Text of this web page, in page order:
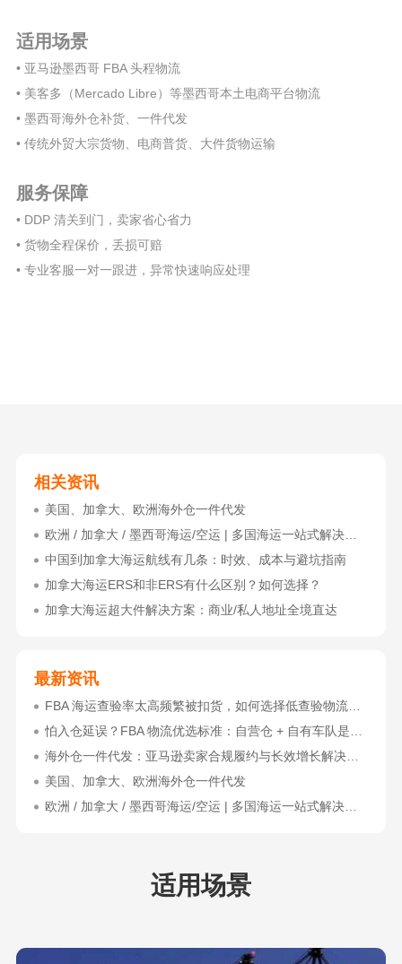
适用场景
• 亚马逊墨西哥 FBA 头程物流
• 美客多（Mercado Libre）等墨西哥本土电商平台物流
• 墨西哥海外仓补货、一件代发
• 传统外贸大宗货物、电商普货、大件货物运输
服务保障
• DDP 清关到门，卖家省心省力
• 货物全程保价，丢损可赔
• 专业客服一对一跟进，异常快速响应处理
相关资讯
美国、加拿大、欧洲海外仓一件代发
欧洲 / 加拿大 / 墨西哥海运/空运 | 多国海运一站式解决方案
中国到加拿大海运航线有几条：时效、成本与避坑指南
加拿大海运ERS和非ERS有什么区别？如何选择？
加拿大海运超大件解决方案：商业/私人地址全境直达
最新资讯
FBA 海运查验率太高频繁被扣货，如何选择低查验物流货代？
海外仓一件代发：亚马逊卖家合规履约与长效增长解决方案
美国、加拿大、欧洲海外仓一件代发
欧洲 / 加拿大 / 墨西哥海运/空运 | 多国海运一站式解决方案
适用场景